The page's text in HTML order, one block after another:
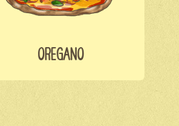
OREGANO